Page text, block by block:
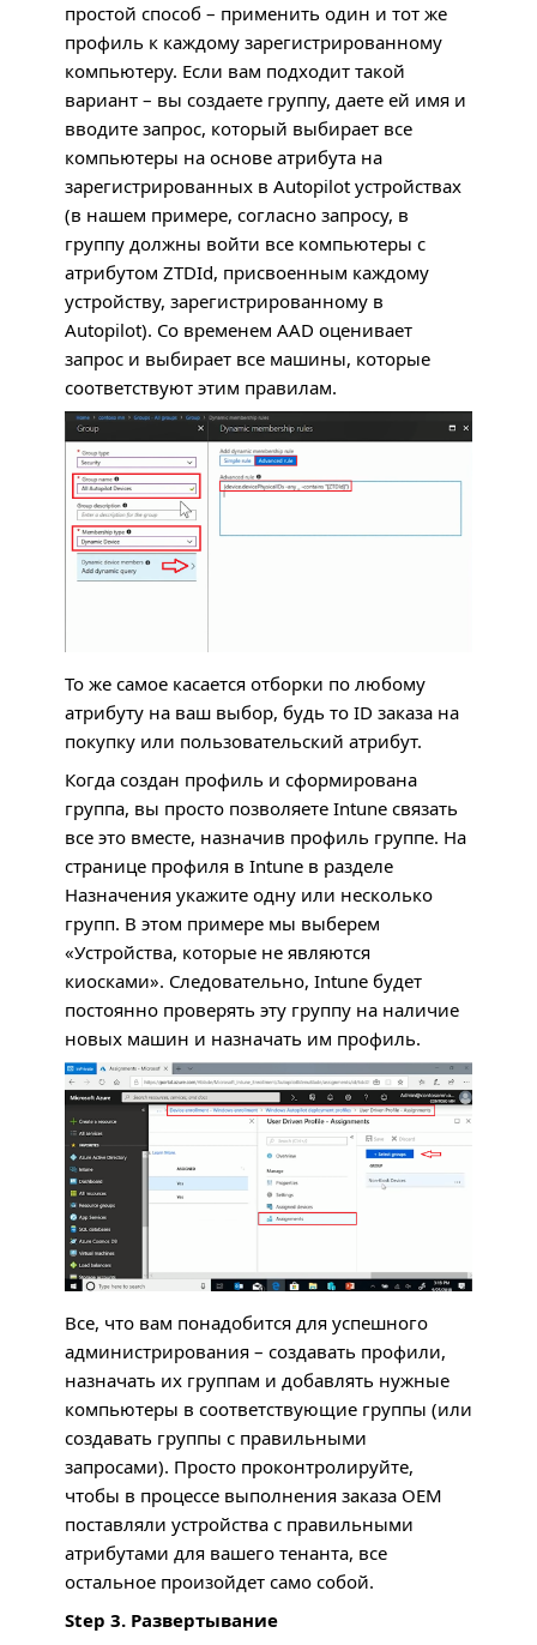
простой способ – применить один и тот же
профиль к каждому зарегистрированному
компьютеру. Если вам подходит такой
вариант – вы создаете группу, даете ей имя и
вводите запрос, который выбирает все
компьютеры на основе атрибута на
зарегистрированных в Autopilot устройствах
(в нашем примере, согласно запросу, в
группу должны войти все компьютеры с
атрибутом ZTDId, присвоенным каждому
устройству, зарегистрированному в
Autopilot). Со временем AAD оценивает
запрос и выбирает все машины, которые
соответствуют этим правилам.
То же самое касается отборки по любому
атрибуту на ваш выбор, будь то ID заказа на
покупку или пользовательский атрибут.
Когда создан профиль и сформирована
группа, вы просто позволяете Intune связать
все это вместе, назначив профиль группе. На
странице профиля в Intune в разделе
Назначения укажите одну или несколько
групп. В этом примере мы выберем
«Устройства, которые не являются
киосками». Следовательно, Intune будет
постоянно проверять эту группу на наличие
новых машин и назначать им профиль.
Все, что вам понадобится для успешного
администрирования – создавать профили,
назначать их группам и добавлять нужные
компьютеры в соответствующие группы (или
создавать группы с правильными
запросами). Просто проконтролируйте,
чтобы в процессе выполнения заказа ОЕМ
поставляли устройства с правильными
атрибутами для вашего тенанта, все
остальное произойдет само собой.
Step 3. Развертывание